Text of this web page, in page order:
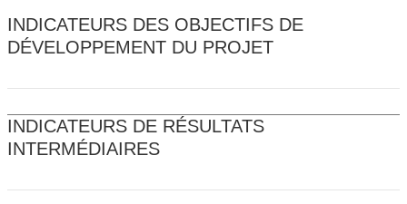
INDICATEURS DES OBJECTIFS DE
DÉVELOPPEMENT DU PROJET
INDICATEURS DE RÉSULTATS
INTERMÉDIAIRES